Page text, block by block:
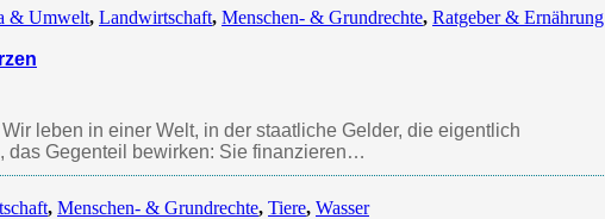
& Umwelt, Landwirtschaft, Menschen- & Grundrechte, Ratgeber & Ernährung
leben in einer Welt, in der staatliche Gelder, die eigentlich
das Gegenteil bewirken: Sie finanzieren…
, Menschen- & Grundrechte, Tiere, Wasser